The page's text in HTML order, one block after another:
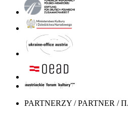
PARTNERZY / PARTNER /